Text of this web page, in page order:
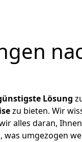
Lösung
zu bieten. Wir
alles daran,
was umgezogen